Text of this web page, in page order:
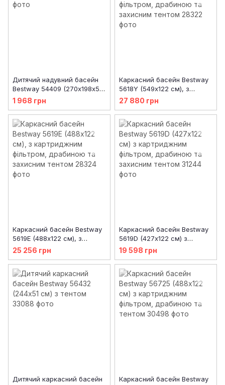
Дитячий надувний басейн
Bestway 54409 (270х198х51
см)
1 968 грн
Каркасний басейн Bestway
5618Y (549х122 см), з
картриджним фільтром,
драбиною та захисним
тентом
27 880 грн
Каркасний басейн Bestway
5619E (488х122 см), з
картриджним фільтром,
драбиною та захисним
тентом
25 256 грн
Каркасний басейн Bestway
5619D (427х122 см) з
картриджним фільтром,
драбиною та захисним
тентом
19 598 грн
Дитячий каркасний басейн
Каркасний басейн Bestway